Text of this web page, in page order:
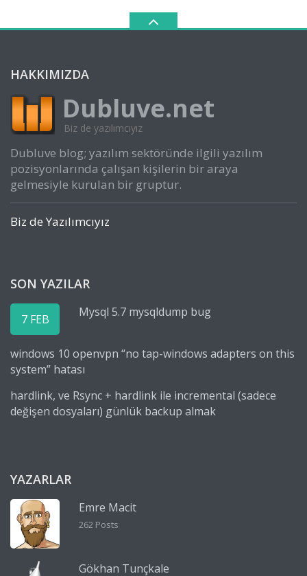
HAKKIMIZDA
Dubluve.net
Biz de yazılımcıyız
Dubluve blog; yazılım sektöründe ilgili yazılım
pozisyonlarında çalışan kişilerin bir araya
gelmesiyle kurulan bir gruptur.
Biz de Yazılımcıyız
SON YAZILAR
7 FEB Mysql 5.7 mysqldump bug
windows 10 openvpn “no tap-windows adapters on this
system” hatası
hardlink, ve Rsync + hardlink ile incremental (sadece
değişen dosyaları) günlük backup almak
YAZARLAR
Emre Macit
262 Posts
Gökhan Tunçkale